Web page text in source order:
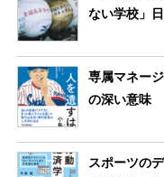
ない学校」
専属マネー
の深い意味
スポーツの